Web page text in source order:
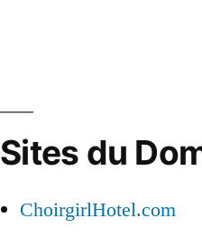
Sites du
ChoirgirlHotel.com